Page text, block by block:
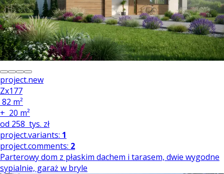
project.new
Zx177
82 m²
+ 20 m²
od 258 tys. zł
project.variants: 1
project.comments: 2
Parterowy dom z płaskim dachem i tarasem, dwie wygodne
sypialnie, garaż w bryle